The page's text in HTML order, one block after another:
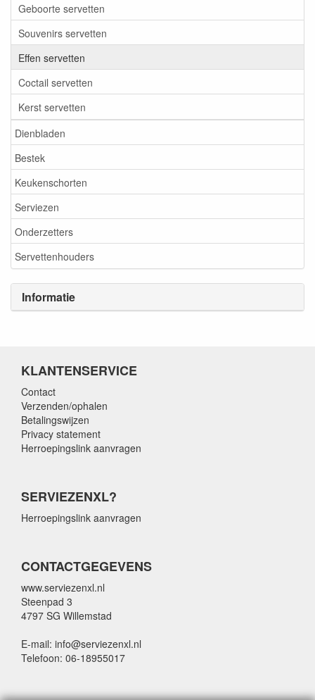
Geboorte servetten
Souvenirs servetten
Effen servetten
Coctail servetten
Kerst servetten
Dienbladen
Bestek
Keukenschorten
Serviezen
Onderzetters
Servettenhouders
Informatie
KLANTENSERVICE
Contact
Verzenden/ophalen
Betalingswijzen
Privacy statement
Herroepingslink aanvragen
SERVIEZENXL?
Herroepingslink aanvragen
CONTACTGEGEVENS
www.serviezenxl.nl
Steenpad 3
4797 SG Willemstad
E-mail: info@serviezenxl.nl
Telefoon: 06-18955017